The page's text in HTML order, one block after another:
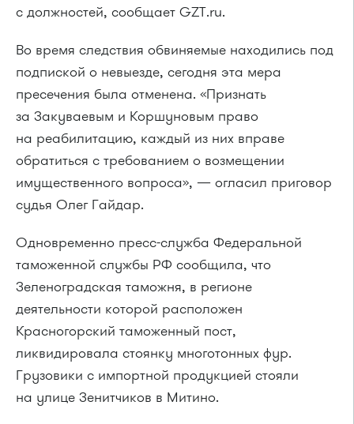
с должностей, сообщает GZT.ru.
Во время следствия обвиняемые находились под
подпиской о невыезде, сегодня эта мера
пресечения была отменена. «Признать
за Закуваевым и Коршуновым право
на реабилитацию, каждый из них вправе
обратиться с требованием о возмещении
имущественного вопроса», — огласил приговор
судья Олег Гайдар.
Одновременно пресс-служба Федеральной
таможенной службы РФ сообщила, что
Зеленоградская таможня, в регионе
деятельности которой расположен
Красногорский таможенный пост,
ликвидировала стоянку многотонных фур.
Грузовики с импортной продукцией стояли
на улице Зенитчиков в Митино.